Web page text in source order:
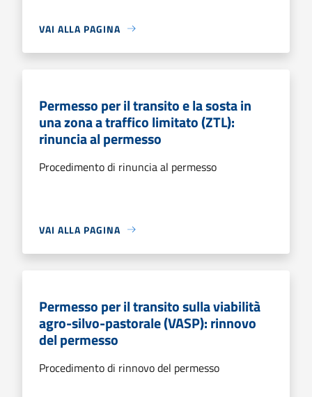
VAI ALLA PAGINA
Permesso per il transito e la sosta in
una zona a traffico limitato (ZTL):
rinuncia al permesso
Procedimento di rinuncia al permesso
VAI ALLA PAGINA
Permesso per il transito sulla viabilità
agro-silvo-pastorale (VASP): rinnovo
del permesso
Procedimento di rinnovo del permesso